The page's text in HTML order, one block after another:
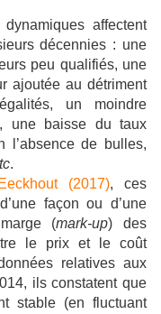
affectent
décennies : une
peu qualifiés, une
ajoutée au détriment
un moindre
une baisse du taux
l’absence de bulles,
.
(2017), ces
façon ou d’une
(mark-up) des
le prix et le coût
relatives aux
ils constatent que
stable (en fluctuant